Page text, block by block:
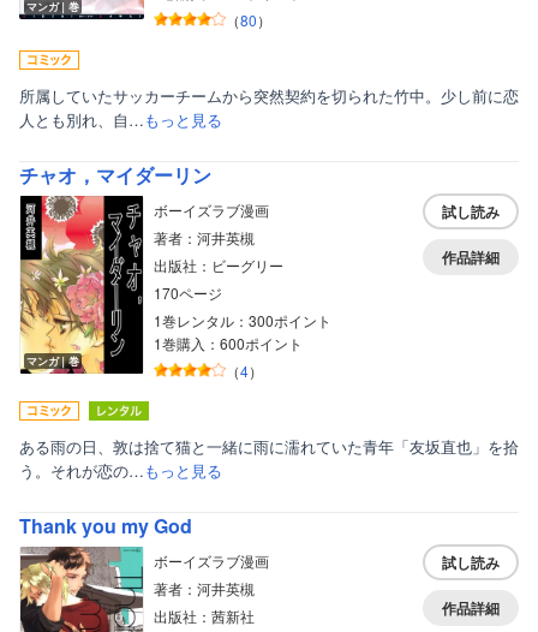
マンガ｜巻
（80）
所属していたサッカーチームから突然契約を切られた竹中。少し前に恋
人とも別れ、自…もっと見る
チャオ，マイダーリン
マンガ｜巻
ボーイズラブ漫画
著者：河井英槻
出版社：ビーグリー
170ページ
1巻レンタル：300ポイント
1巻購入：600ポイント
（4）
試し読み
作品詳細
ある雨の日、敦は捨て猫と一緒に雨に濡れていた青年「友坂直也」を拾
う。それが恋の…もっと見る
Thank you my God
ボーイズラブ漫画
著者：河井英槻
出版社：茜新社
試し読み
作品詳細
女性写真集